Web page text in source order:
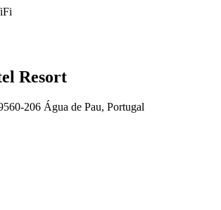
Resort
206 Água de Pau, Portugal